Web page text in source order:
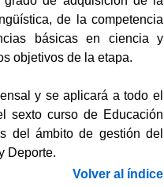
de la competencia
básicas en ciencia y
objetivos de la etapa.
y se aplicará a todo el
sexto curso de Educación
del ámbito de gestión del
Deporte.
Volver al índice